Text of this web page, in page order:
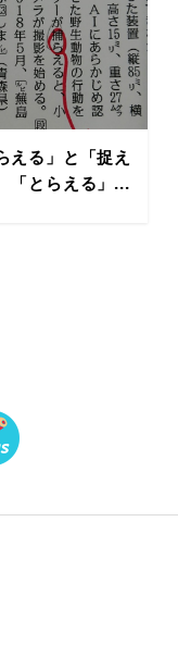
える」と「捉え
とらえる」...